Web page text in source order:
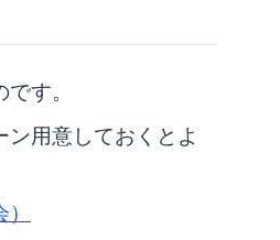
す。
用意しておくとよ